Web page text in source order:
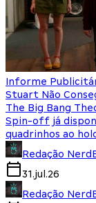
Informe
Stuart Não
The Big Bang
Spin-off já
quadrinhos ao
Redação
31.jul.26
Redação